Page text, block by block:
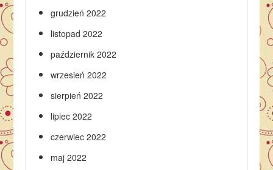
grudzień 2022
listopad 2022
październik 2022
wrzesień 2022
sierpień 2022
lipiec 2022
czerwiec 2022
maj 2022